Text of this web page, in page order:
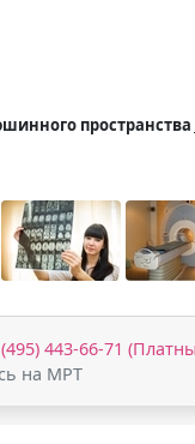
пространства
443-66-71
на МРТ